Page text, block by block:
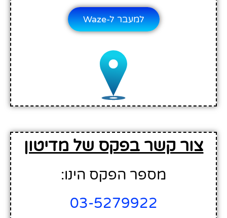
למעבר ל-Waze
צור קשר בפקס של מדיטון
מספר הפקס הינו:
03-5279922